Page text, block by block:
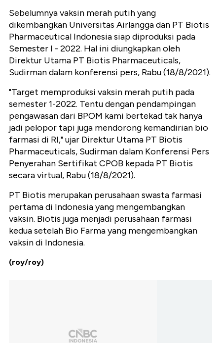
Sebelumnya vaksin merah putih yang
dikembangkan Universitas Airlangga dan PT Biotis
Pharmaceutical Indonesia siap diproduksi pada
Semester I - 2022. Hal ini diungkapkan oleh
Direktur Utama PT Biotis Pharmaceuticals,
Sudirman dalam konferensi pers, Rabu (18/8/2021).
"Target memproduksi vaksin merah putih pada
semester 1-2022. Tentu dengan pendampingan
pengawasan dari BPOM kami bertekad tak hanya
jadi pelopor tapi juga mendorong kemandirian bio
farmasi di RI," ujar Direktur Utama PT Biotis
Pharmaceuticals, Sudirman dalam Konferensi Pers
Penyerahan Sertifikat CPOB kepada PT Biotis
secara virtual, Rabu (18/8/2021).
PT Biotis merupakan perusahaan swasta farmasi
pertama di Indonesia yang mengembangkan
vaksin. Biotis juga menjadi perusahaan farmasi
kedua setelah Bio Farma yang mengembangkan
vaksin di Indonesia.
(roy/roy)